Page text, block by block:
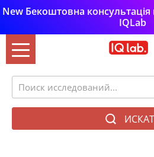
New Бекоштовна консультація
IQLab